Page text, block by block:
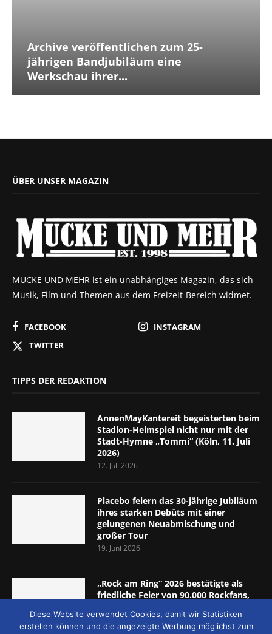
Archive veröffentlichen zum 25-
jährigen Bandjubiläum eine
Werkschau ihrer...
ÜBER UNSER MAGAZIN
MUCKE UND MEHR ist ein unabhängiges Magazin, das sich
Musik, Film und Themen aus dem Freizeit-Bereich widmet.
FACEBOOK
INSTAGRAM
TWITTER
TIPPS DER REDAKTION
AnnenMayKantereit begeisterten beim
Stadion-Heimspiel nicht nur mit der
Stadt-Hymne „Tommi“ (Köln, 11. Juli
2026)
12. Juli 2026
Placebo feiern das 30-jährige Jubiläum
ihres starken Debüts mit einer
gelungenen Neuabmischung und
großer Tour
19. Juni 2026
„Rock am Ring“ 2026 bestätigte als
friedliche Feier von 90.000 Rockfans,
5.-7. Juni 2026)
8. Juni 2026
Diese Website verwendet Cookies, damit wir Statistiken
erstellen können und die angezeigte Werbung möglichst zum